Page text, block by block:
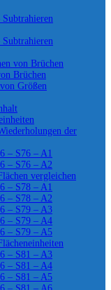
von Brüchen
Brüchen
Größen
der
– S76 – A1
– S76 – A2
vergleichen
– S78 – A1
– S78 – A2
– S79 – A3
– S79 – A4
– S79 – A5
– S81 – A3
– S81 – A4
– S81 – A5